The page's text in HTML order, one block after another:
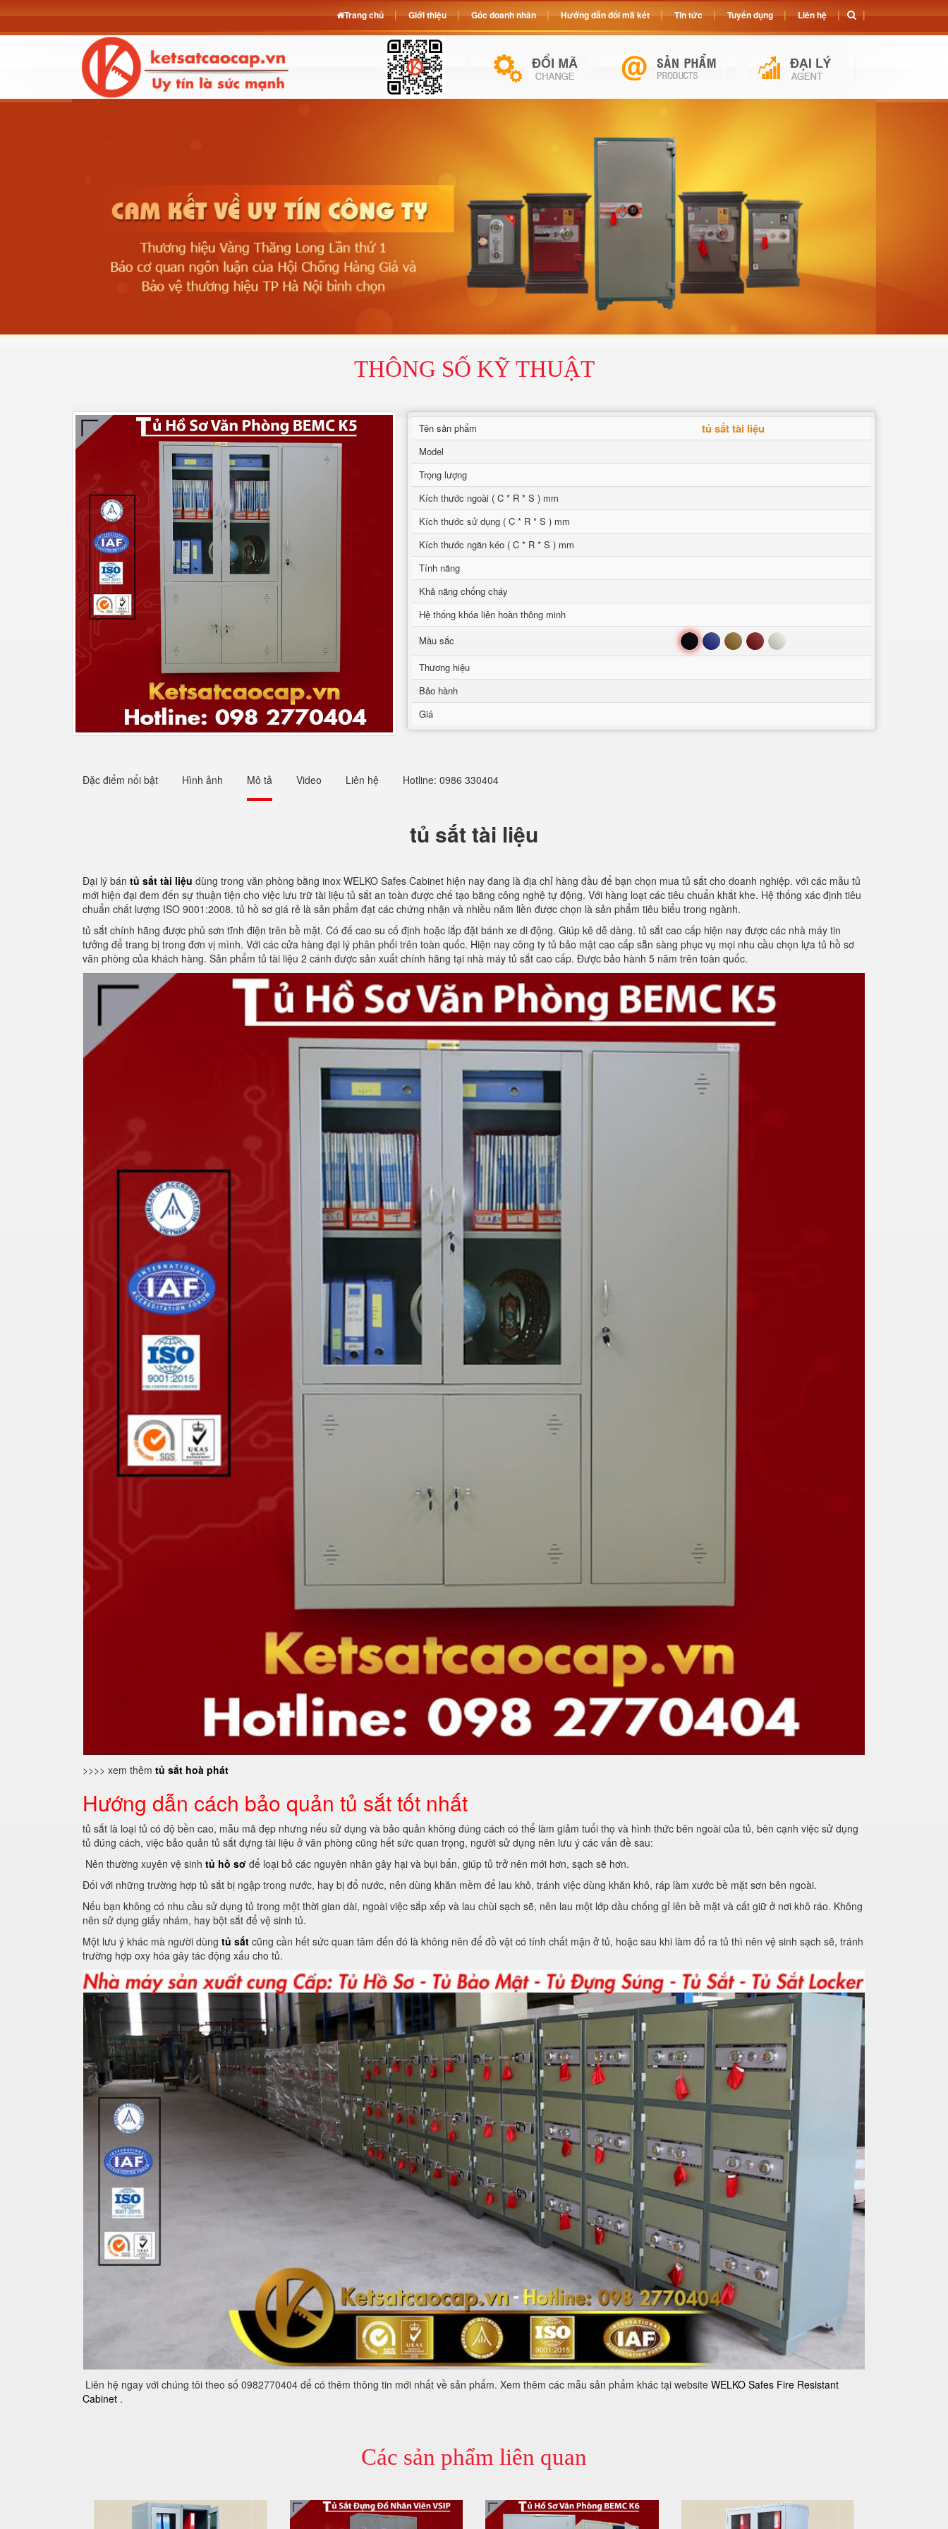
THÔNG SỐ KỸ THUẬT
Tên sản phẩm tủ sắt tài liệu
Model
Trọng lượng
Kích thước ngoài ( C * R * S ) mm
Kích thước sử dụng ( C * R * S ) mm
Kích thước ngăn kéo ( C * R * S ) mm
Tính năng
Khả năng chống cháy
Hệ thống khóa liên hoàn thông minh
Mầu sắc
Đen Xanh Nâu Đỏ Trắng
Thương hiệu
Bảo hành
Giá
Đặc điểm nổi bật Hình ảnh Mô tả Video Liên hệ Hotline: 0986 330404
tủ sắt tài liệu
Đại lý bán tủ sắt tài liệu dùng trong văn phòng bằng inox WELKO Safes Cabinet hiện nay đang là địa chỉ hàng đầu để bạn chọn mua tủ sắt cho doanh nghiệp. với các mẫu tủ
mới hiện đại đem đến sự thuận tiện cho việc lưu trữ tài liệu tủ sắt an toàn được chế tạo bằng công nghệ tự động. Với hàng loạt các tiêu chuẩn khắt khe. Hệ thống xác định tiêu
chuẩn chất lượng ISO 9001:2008. tủ hồ sơ giá rẻ là sản phẩm đạt các chứng nhận và nhiều năm liền được chọn là sản phẩm tiêu biểu trong ngành.
tủ sắt chính hãng được phủ sơn tĩnh điện trên bề mặt. Có đế cao su cố định hoặc lắp đặt bánh xe di động. Giúp kê dễ dàng. tủ sắt cao cấp hiện nay được các nhà máy tin
tưởng để trang bị trong đơn vị mình. Với các cửa hàng đại lý phân phối trên toàn quốc. Hiện nay công ty tủ bảo mật cao cấp sẵn sàng phục vụ mọi nhu cầu chọn lựa tủ hồ sơ
văn phòng của khách hàng. Sản phẩm tủ tài liệu 2 cánh được sản xuất chính hãng tại nhà máy tủ sắt cao cấp. Được bảo hành 5 năm trên toàn quốc.
>>>> xem thêm tủ sắt hoà phát
Hướng dẫn cách bảo quản tủ sắt tốt nhất
tủ sắt là loại tủ có độ bền cao, mẫu mã đẹp nhưng nếu sử dụng và bảo quản không đúng cách có thể làm giảm tuổi thọ và hình thức bên ngoài của tủ, bên cạnh việc sử dụng
tủ đúng cách, việc bảo quản tủ sắt đựng tài liệu ở văn phòng cũng hết sức quan trọng, người sử dụng nên lưu ý các vấn đề sau:
Nên thường xuyên vệ sinh tủ hồ sơ để loại bỏ các nguyên nhân gây hại và bụi bẩn, giúp tủ trở nên mới hơn, sạch sẽ hơn.
Đối với những trường hợp tủ sắt bị ngập trong nước, hay bị đổ nước, nên dùng khăn mềm để lau khô, tránh việc dùng khăn khô, ráp làm xước bề mặt sơn bên ngoài.
Nếu bạn không có nhu cầu sử dụng tủ trong một thời gian dài, ngoài việc sắp xếp và lau chùi sạch sẽ, nên lau một lớp dầu chống gỉ lên bề mặt và cất giữ ở nơi khô ráo. Không
nên sử dụng giấy nhám, hay bột sắt để vệ sinh tủ.
Một lưu ý khác mà người dùng tủ sắt cũng cần hết sức quan tâm đến đó là không nên để đồ vật có tính chất mặn ở tủ, hoặc sau khi làm đổ ra tủ thì nên vệ sinh sạch sẽ, tránh
trường hợp oxy hóa gây tác động xấu cho tủ.
Liên hệ ngay với chúng tôi theo số 0982770404 để có thêm thông tin mới nhất về sản phẩm. Xem thêm các mẫu sản phẩm khác tại website WELKO Safes Fire Resistant
Cabinet .
Các sản phẩm liên quan
Trang chủ Giới thiệu Góc doanh nhân Hướng dẫn đổi mã két Tin tức Tuyển dụng Liên hệ